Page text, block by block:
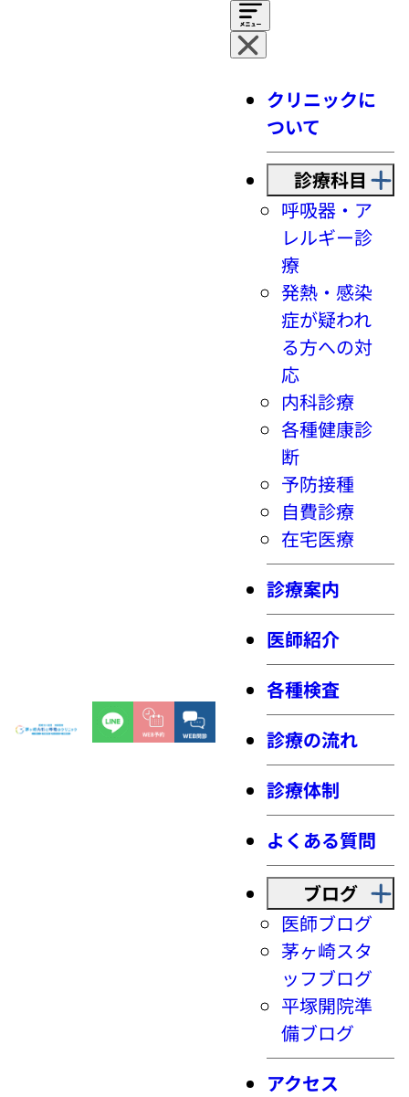
クリニックに
ついて
診療科目
呼吸器・ア
レルギー診
療
発熱・感染
症が疑われ
る方への対
応
内科診療
各種健康診
断
予防接種
自費診療
在宅医療
診療案内
医師紹介
各種検査
診療の流れ
診療体制
よくある質問
ブログ
医師ブログ
茅ヶ崎スタ
ッフブログ
平塚開院準
備ブログ
アクセス